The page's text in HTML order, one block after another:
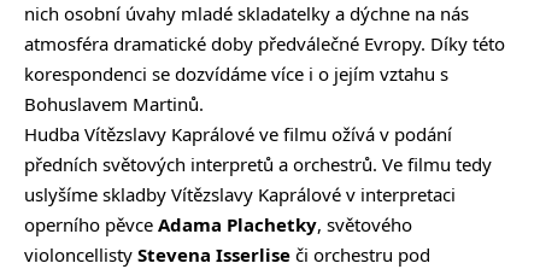
nich osobní úvahy mladé skladatelky a dýchne na nás
atmosféra dramatické doby předválečné Evropy. Díky této
korespondenci se dozvídáme více i o jejím vztahu s
Bohuslavem Martinů.
Hudba Vítězslavy Kaprálové ve filmu ožívá v podání
předních světových interpretů a orchestrů. Ve filmu tedy
uslyšíme skladby Vítězslavy Kaprálové v interpretaci
operního pěvce Adama Plachetky, světového
violoncellisty Stevena Isserlise či orchestru pod